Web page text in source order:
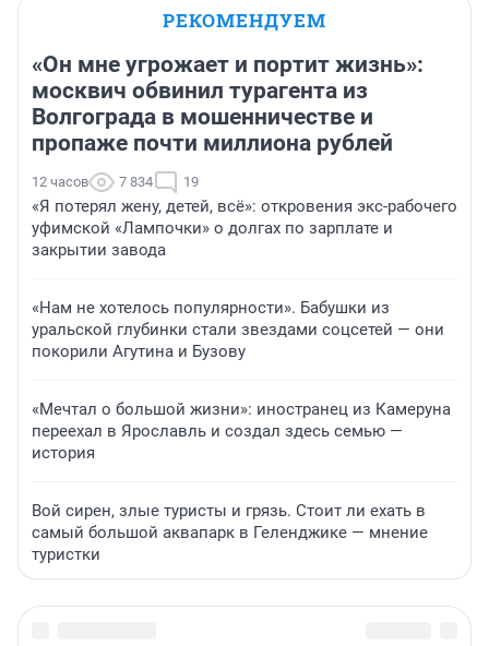
РЕКОМЕНДУЕМ
«Он мне угрожает и портит жизнь»:
москвич обвинил турагента из
Волгограда в мошенничестве и
пропаже почти миллиона рублей
12 часов 7 834 19
«Я потерял жену, детей, всё»: откровения экс-рабочего
уфимской «Лампочки» о долгах по зарплате и
закрытии завода
«Нам не хотелось популярности». Бабушки из
уральской глубинки стали звездами соцсетей — они
покорили Агутина и Бузову
«Мечтал о большой жизни»: иностранец из Камеруна
переехал в Ярославль и создал здесь семью —
история
Вой сирен, злые туристы и грязь. Стоит ли ехать в
самый большой аквапарк в Геленджике — мнение
туристки